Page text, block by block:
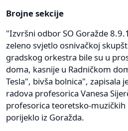
Brojne sekcije
"Izvršni odbor SO Goražde
zeleno svjetlo osnivačkoj
gradskog orkestra bile su u
doma, kasnije u Radničkom
Tesla", bivša bolnica", zapisala
radova profesorica Vanesa
profesorica teoretsko-muzičkih
porijeklo iz Goražda.